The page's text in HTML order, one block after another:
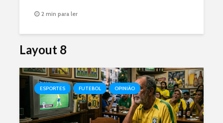
2 min para ler
Layout 8
ESPORTES FUTEBOL OPINIÃO